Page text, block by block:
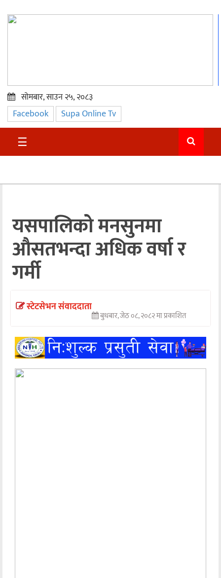
प्रमुख
समाचार
सुदुर
अन्तराष्ट्रिय
अन्तर्वार्ता
अर्थ
खेलकुद
मनोरञ्जन
सोमबार, साउन २५, २०८३
Facebook Supa Online Tv
☰
यसपालिको मनसुनमा
औसतभन्दा अधिक वर्षा र
गर्मी
स्टेटसेभन संवाददाता
बुधबार, जेठ ०८, २०८२ मा प्रकाशित